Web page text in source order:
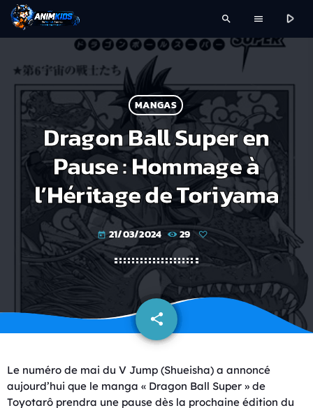
search menu play_arrow
MANGAS
Dragon Ball Super en
Pause : Hommage à
l’Héritage de Toriyama
today 21/03/2024 29
share
email
Le numéro de mai du V Jump (Shueisha) a annoncé
aujourd’hui que le manga « Dragon Ball Super » de
Toyotarô prendra une pause dès la prochaine édition du